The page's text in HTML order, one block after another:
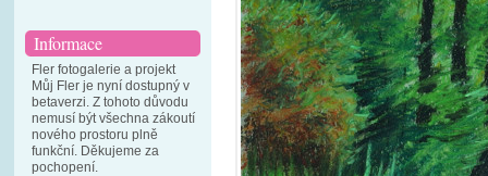
Informace
Fler fotogalerie a projekt
Můj Fler je nyní dostupný v
betaverzi. Z tohoto důvodu
nemusí být všechna zákoutí
nového prostoru plně
funkční. Děkujeme za
pochopení.